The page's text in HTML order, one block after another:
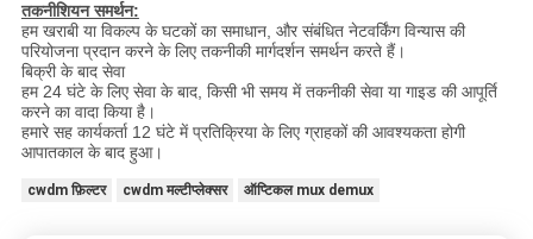
तकनीशियन समर्थन:
हम खराबी या विकल्प के घटकों का समाधान, और संबंधित नेटवर्किंग विन्यास की
परियोजना प्रदान करने के लिए तकनीकी मार्गदर्शन समर्थन करते हैं।
बिक्री के बाद सेवा
हम 24 घंटे के लिए सेवा के बाद, किसी भी समय में तकनीकी सेवा या गाइड की आपूर्ति
करने का वादा किया है।
हमारे सह कार्यकर्ता 12 घंटे में प्रतिक्रिया के लिए ग्राहकों की आवश्यकता होगी
आपातकाल के बाद हुआ।
cwdm फ़िल्टर cwdm मल्टीप्लेक्सर ऑप्टिकल mux demux